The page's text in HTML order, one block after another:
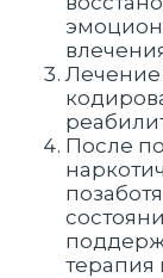
Лечение
После
терапия